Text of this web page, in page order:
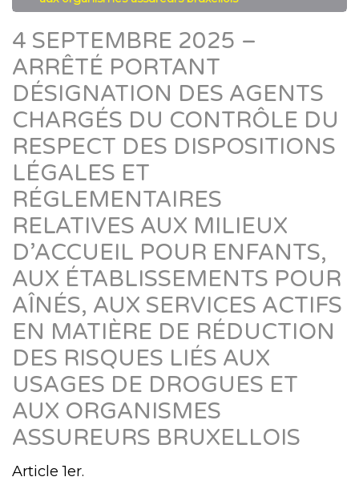
4 SEPTEMBRE 2025 –
ARRÊTÉ PORTANT
DÉSIGNATION DES AGENTS
CHARGÉS DU CONTRÔLE DU
RESPECT DES DISPOSITIONS
LÉGALES ET
RÉGLEMENTAIRES
RELATIVES AUX MILIEUX
D’ACCUEIL POUR ENFANTS,
AUX ÉTABLISSEMENTS POUR
AÎNÉS, AUX SERVICES ACTIFS
EN MATIÈRE DE RÉDUCTION
DES RISQUES LIÉS AUX
USAGES DE DROGUES ET
AUX ORGANISMES
ASSUREURS BRUXELLOIS
Article 1er.